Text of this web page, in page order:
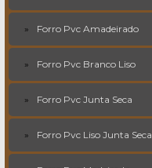
Forro Pvc Amadeirado
Forro Pvc Branco Liso
Forro Pvc Junta Seca
Forro Pvc Liso Junta Seca